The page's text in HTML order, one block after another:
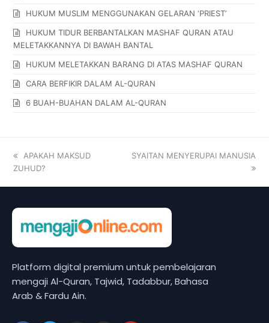
HUKUM MUSLIM MENGGUNAKAN GELARAN ‘PRIEST’
HUKUM TIDUR BERBANTALKAN MASHAF QURAN ATAU
MELETAKKANNYA DI BAWAH BANTAL
HUKUM MELETAKKAN BARANG DI ATAS MASHAF QURAN
CARA BERFIKIR DALAM AL-QURAN
6 BUAH-BUAHAN DALAM AL-QURAN
APAKAH MAKSUD
ZUHUD?
SYAITAN MENYERUPAI MANUSIA
Platform digital premium untuk pembelajaran
mengaji Al-Quran, Tajwid, Tadabbur, Bahasa
Arab & Fardu Ain.